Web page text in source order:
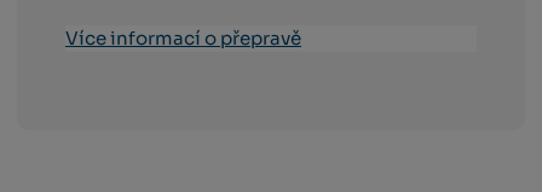
Více informací o přepravě